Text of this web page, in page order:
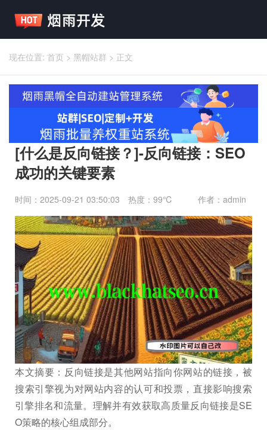
现在位置: 首页 > 黑帽站群 > 正文
[什么是反向链接？]-反向链接：SEO
成功的关键要素
时间：2025-09-21 03:50:03 作者：admin
热度：99℃
本文摘要：反向链接是其他网站指向你网站的链接，被
搜索引擎视为对网站内容的认可和投票，直接影响搜索
引擎排名和流量。理解并有效获取高质量反向链接是SE
O策略的核心组成部分。